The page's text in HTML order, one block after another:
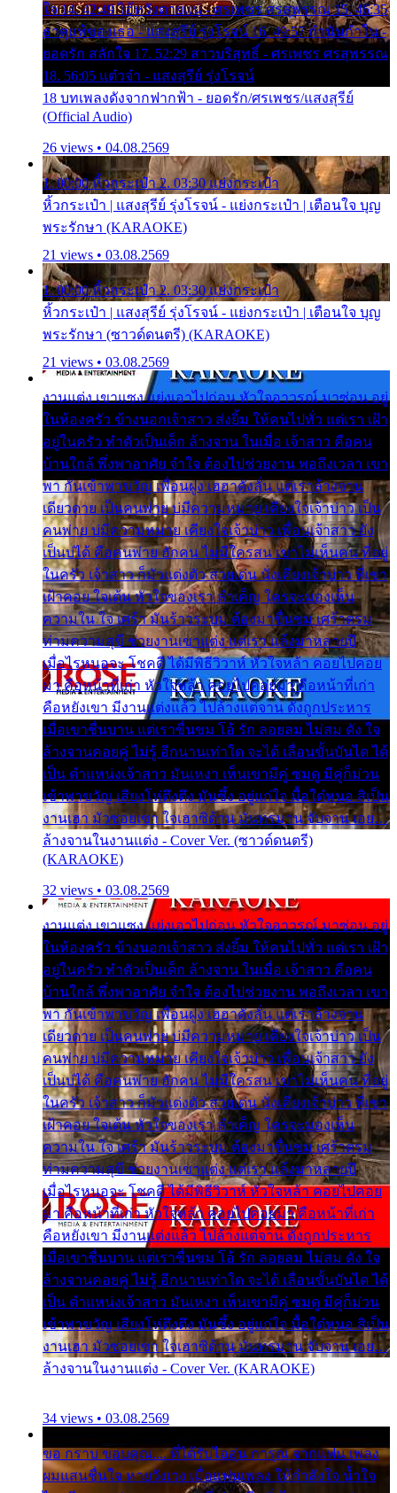
ใจ 14. 42:49 ไอ้หวังตายแน่ - ศรเพชร ศรสุพรรณ 15. 46:35
ธาตุแท้ของเธอ - แสงสุรีย์ รุ่งโรจน์ 16. 49:57 กำนันกำใน -
ยอดรัก สลักใจ 17. 52:29 สาวบริสุทธิ์ - ศรเพชร ศรสุพรรณ
18. 56:05 แต๋วจ๋า - แสงสุรีย์ รุ่งโรจน์
18 บทเพลงดังจากฟากฟ้า - ยอดรัก/ศรเพชร/แสงสุรีย์
(Official Audio)
26 views • 04.08.2569
1. 00:00 หิ้วกระเป๋า 2. 03:30 แย่งกระเป๋า
หิ้วกระเป๋า | แสงสุรีย์ รุ่งโรจน์ - แย่งกระเป๋า | เตือนใจ บุญ
พระรักษา (KARAOKE)
21 views • 03.08.2569
1. 00:00 หิ้วกระเป๋า 2. 03:30 แย่งกระเป๋า
หิ้วกระเป๋า | แสงสุรีย์ รุ่งโรจน์ - แย่งกระเป๋า | เตือนใจ บุญ
พระรักษา (ซาวด์ดนตรี) (KARAOKE)
21 views • 03.08.2569
งานแต่ง เขาแซง แย่งเอาไปก่อน หัวใจอาวรณ์ มาซ่อน อยู่
ในห้องครัว ข้างนอกเจ้าสาว ส่งยิ้ม ให้คนไปทั่ว แต่เรา เฝ้า
อยู่ในครัว ทำตัวเป็นเด็ก ล้างจาน ในเมื่อ เจ้าสาว คือคน
บ้านใกล้ พึ่งพาอาศัย จำใจ ต้องไปช่วยงาน พอถึงเวลา เขา
พา กันเข้าพาขวัญ เพื่อนฝูง เฮฮาดังลั่น แต่เราล้างจาน
เดียวดาย เป็นคนพ่าย บ่มีความหมาย เคียงใจเจ้าบ่าว เป็น
คนพ่าย บ่มีความหมาย เคียงใจเจ้าบ่าว เพื่อนเจ้าสาว ยัง
เป็นบ่ได้ คือคนพ่าย ฮักคน ไม่มีใครสน เขาไม่เห็นคน ที่อยู่
ในครัว เจ้าสาว ก็มัวแต่งตัว สวยเด่น นั่งเคียงเจ้าบ่าว ที่เขา
เฝ้าคอย ใจเต้น หัวใจของเรา ลำเค็ญ ใครจะมองเห็น
ความใน ใจ เศร้า มันร้าวระบม ต้องมาขื่นขม เศร้าตรม
ท่ามความสุขี ช่วยงานเขาแต่ง แต่เรา แล้งมาหลายปี
เมื่อไรหนอจะ โชคดี ได้มีพิธีวิวาห์ หัวใจหล้า คอยไปคอย
มา คือหน้าที่เก่า หัวใจหล้า คอยไปคอยมา คือหน้าที่เก่า
คือหยังเขา มีงานแต่งแล้ว ไปล้างแต่จาน ดั่งถูกประหาร
เมื่อเขาชื่นบาน แต่เราขื่นขม โอ้ รัก ลอยลม ไม่สม ดัง ใจ
ล้างจานคอยคู่ ไม่รู้ อีกนานเท่าใด จะได้ เลื่อนขั้นบันได ได้
เป็น ตำแหน่งเจ้าสาว มันเหงา เห็นเขามีคู่ ซมดู มีคู่ก็ม่วน
เข้าพาขวัญ เสียงโห่ตึงตึง มันซึ้ง อยู่แก่ใจ มื้อใด๋หนอ สิเป็น
งานเฮา มัวซอยเขา ใจเฮาซิด้าน มันทรมาน จับจาน เอย…
ล้างจานในงานแต่ง - Cover Ver. (ซาวด์ดนตรี)
(KARAOKE)
32 views • 03.08.2569
งานแต่ง เขาแซง แย่งเอาไปก่อน หัวใจอาวรณ์ มาซ่อน อยู่
ในห้องครัว ข้างนอกเจ้าสาว ส่งยิ้ม ให้คนไปทั่ว แต่เรา เฝ้า
อยู่ในครัว ทำตัวเป็นเด็ก ล้างจาน ในเมื่อ เจ้าสาว คือคน
บ้านใกล้ พึ่งพาอาศัย จำใจ ต้องไปช่วยงาน พอถึงเวลา เขา
พา กันเข้าพาขวัญ เพื่อนฝูง เฮฮาดังลั่น แต่เราล้างจาน
เดียวดาย เป็นคนพ่าย บ่มีความหมาย เคียงใจเจ้าบ่าว เป็น
คนพ่าย บ่มีความหมาย เคียงใจเจ้าบ่าว เพื่อนเจ้าสาว ยัง
เป็นบ่ได้ คือคนพ่าย ฮักคน ไม่มีใครสน เขาไม่เห็นคน ที่อยู่
ในครัว เจ้าสาว ก็มัวแต่งตัว สวยเด่น นั่งเคียงเจ้าบ่าว ที่เขา
เฝ้าคอย ใจเต้น หัวใจของเรา ลำเค็ญ ใครจะมองเห็น
ความใน ใจ เศร้า มันร้าวระบม ต้องมาขื่นขม เศร้าตรม
ท่ามความสุขี ช่วยงานเขาแต่ง แต่เรา แล้งมาหลายปี
เมื่อไรหนอจะ โชคดี ได้มีพิธีวิวาห์ หัวใจหล้า คอยไปคอย
มา คือหน้าที่เก่า หัวใจหล้า คอยไปคอยมา คือหน้าที่เก่า
คือหยังเขา มีงานแต่งแล้ว ไปล้างแต่จาน ดั่งถูกประหาร
เมื่อเขาชื่นบาน แต่เราขื่นขม โอ้ รัก ลอยลม ไม่สม ดัง ใจ
ล้างจานคอยคู่ ไม่รู้ อีกนานเท่าใด จะได้ เลื่อนขั้นบันได ได้
เป็น ตำแหน่งเจ้าสาว มันเหงา เห็นเขามีคู่ ซมดู มีคู่ก็ม่วน
เข้าพาขวัญ เสียงโห่ตึงตึง มันซึ้ง อยู่แก่ใจ มื้อใด๋หนอ สิเป็น
งานเฮา มัวซอยเขา ใจเฮาซิด้าน มันทรมาน จับจาน เอย…
ล้างจานในงานแต่ง - Cover Ver. (KARAOKE)
34 views • 03.08.2569
ขอ กราบ ขอบคุณ.... ที่ได้รับไออุ่น การุณ จากแฟน เพลง
ผมแสนชื่นใจ หายวังเวง เมื่อแฟนเพลง ให้กำลังใจ น้ำใจ